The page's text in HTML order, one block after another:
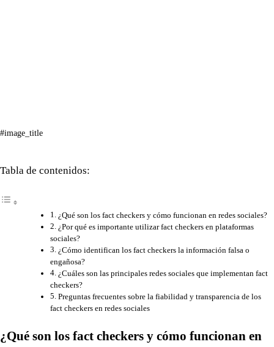
#image_title
Tabla de contenidos:
¿Qué son los fact checkers y cómo funcionan en redes sociales?
¿Por qué es importante utilizar fact checkers en plataformas
sociales?
¿Cómo identifican los fact checkers la información falsa o
engañosa?
¿Cuáles son las principales redes sociales que implementan fact
checkers?
Preguntas frecuentes sobre la fiabilidad y transparencia de los
fact checkers en redes sociales
¿Qué son los fact checkers y cómo funcionan en